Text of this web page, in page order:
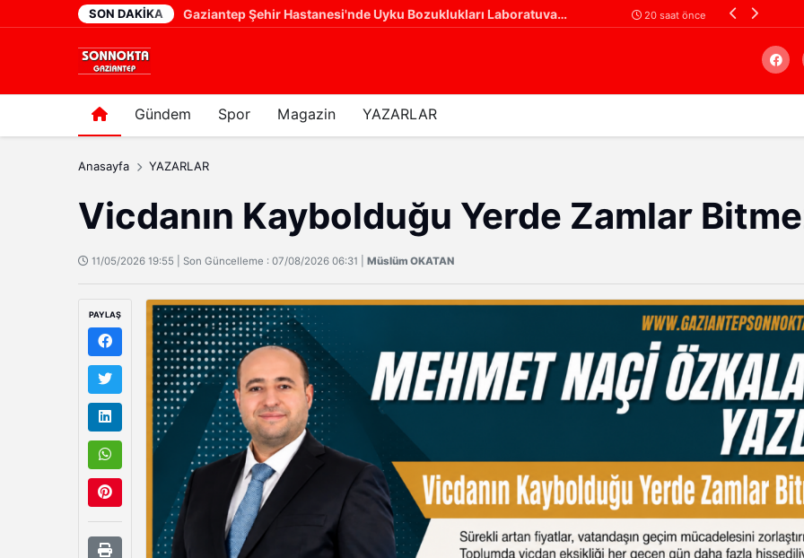
SON DAKIKA
19 saat önce Gaziantep Şehir Hastanesi'nde Uyku Bozuklukları Laboratuvarı Hizmete Açıldı 20 saat önce
Gündem Spor Magazin YAZARLAR
Arama
Anasayfa YAZARLAR
Vicdanın Kaybolduğu Yerde Zamlar
11/05/2026 19:55 | Son Güncelleme : 07/08/2026 06:31 | Müslüm OKATAN
PAYLAŞ